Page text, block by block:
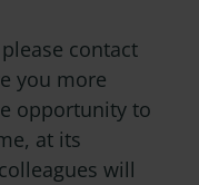
contact
you more
opportunity to
at its
will